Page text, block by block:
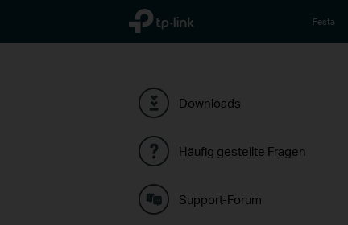
TP-Link, Reliably Smart Festa
Downloads
Häufig gestellte Fragen
Support-Forum